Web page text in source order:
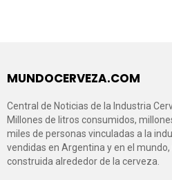
MUNDOCERVEZA.COM
Central de Noticias de la Industria
Millones de litros consumidos,
miles de personas vinculadas a la
vendidas en Argentina y en el
construida alrededor de la cerveza.